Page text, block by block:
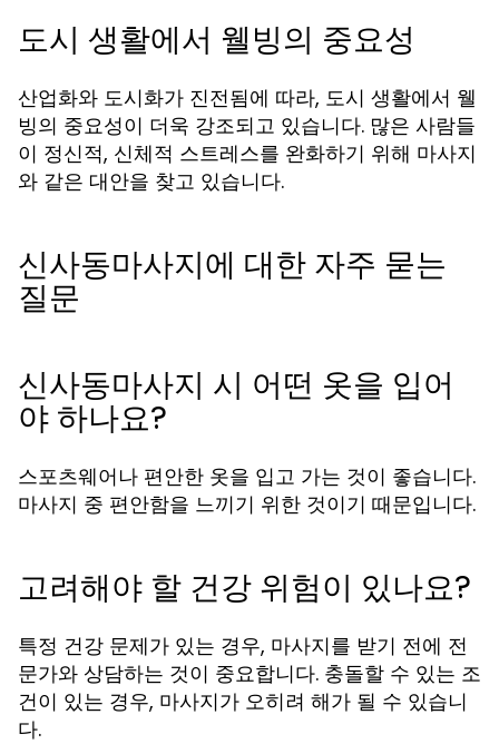
도시 생활에서 웰빙의 중요성
산업화와 도시화가 진전됨에 따라, 도시 생활에서 웰
빙의 중요성이 더욱 강조되고 있습니다. 많은 사람들
이 정신적, 신체적 스트레스를 완화하기 위해 마사지
와 같은 대안을 찾고 있습니다.
신사동마사지에 대한 자주 묻는
질문
신사동마사지 시 어떤 옷을 입어
야 하나요?
스포츠웨어나 편안한 옷을 입고 가는 것이 좋습니다.
마사지 중 편안함을 느끼기 위한 것이기 때문입니다.
고려해야 할 건강 위험이 있나요?
특정 건강 문제가 있는 경우, 마사지를 받기 전에 전
문가와 상담하는 것이 중요합니다. 충돌할 수 있는 조
건이 있는 경우, 마사지가 오히려 해가 될 수 있습니
다.